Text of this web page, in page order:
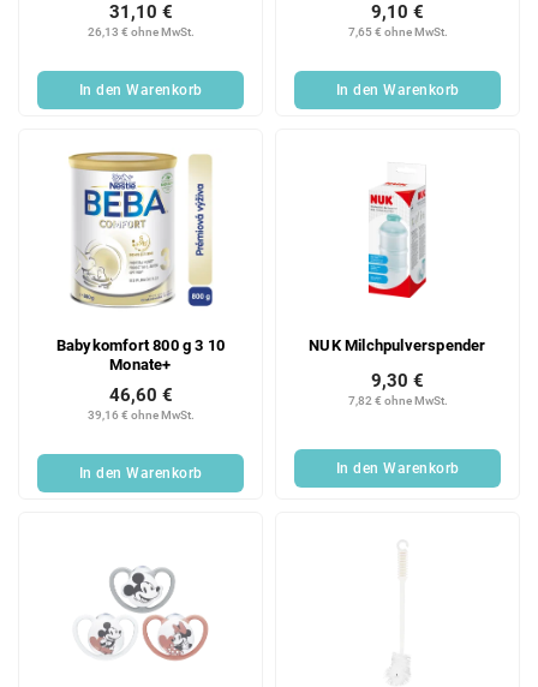
26,13 € ohne MwSt.
31,10 €
In den Warenkorb
7,65 € ohne MwSt.
9,10 €
In den Warenkorb
Babykomfort 800 g 3 10
Monate+
39,16 € ohne MwSt.
46,60 €
In den Warenkorb
NUK Milchpulverspender
7,82 € ohne MwSt.
9,30 €
In den Warenkorb